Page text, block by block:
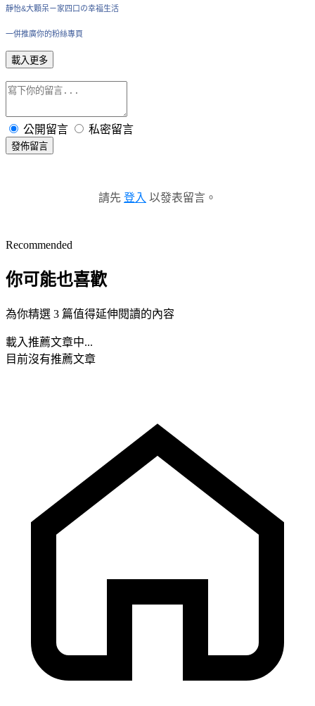
靜怡&大顆呆ㄧ家四口の幸福生活
一併推廣你的粉絲專頁
載入更多
公開留言 私密留言
發佈留言
請先 登入 以發表留言。
Recommended
你可能也喜歡
為你精選 3 篇值得延伸閱讀的內容
載入推薦文章中...
目前沒有推薦文章